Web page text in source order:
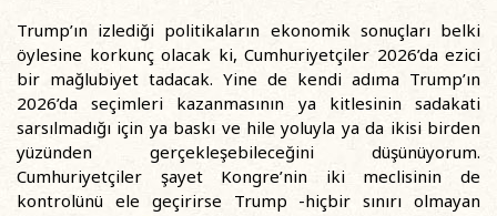
Trump’ın izlediği politikaların ekonomik sonuçları belki
öylesine korkunç olacak ki, Cumhuriyetçiler 2026’da ezici
bir mağlubiyet tadacak. Yine de kendi adıma Trump’ın
2026’da seçimleri kazanmasının ya kitlesinin sadakati
sarsılmadığı için ya baskı ve hile yoluyla ya da ikisi birden
yüzünden gerçekleşebileceğini düşünüyorum.
Cumhuriyetçiler şayet Kongre’nin iki meclisinin de
kontrolünü ele geçirirse Trump -hiçbir sınırı olmayan